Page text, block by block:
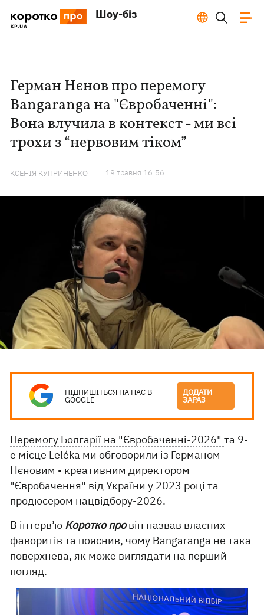
Шоу-біз
Герман Нєнов про перемогу
Bangaranga на "Євробаченні":
Вона влучила в контекст - ми всі
трохи з “нервовим тіком”
КСЕНІЯ КУПРИНЕНКО 19 травня 16:56
ПІДПИШІТЬСЯ НА НАС В
GOOGLE
ДОДАТИ
ЗАРАЗ
Перемогу Болгарії на "Євробаченні-2026"та 9-
е місце Leléka ми обговорили із Германом
Нєновим - креативним директором
"Євробачення" від України у 2023 році та
продюсером нацвідбору-2026.
В інтерв’ю Коротко провін назвав власних
фаворитів та пояснив, чому Bangaranga не така
поверхнева, як може виглядати на перший
погляд.